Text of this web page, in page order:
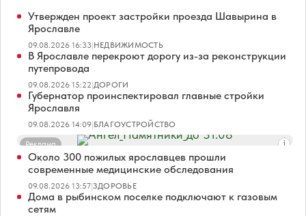
Утвержден проект застройки проезда Шавырина в
Ярославле
09.08.2026 16:33|НЕДВИЖИМОСТЬ
В Ярославле перекроют дорогу из-за реконструкции
путепровода
09.08.2026 15:22|ДОРОГИ
Губернатор проинспектировал главные стройки
Ярославля
09.08.2026 14:09|БЛАГОУСТРОЙСТВО
Реклама
Около 300 пожилых ярославцев прошли
современные медицинские обследования
09.08.2026 13:57|ЗДОРОВЬЕ
Дома в рыбинском поселке подключают к газовым
сетям